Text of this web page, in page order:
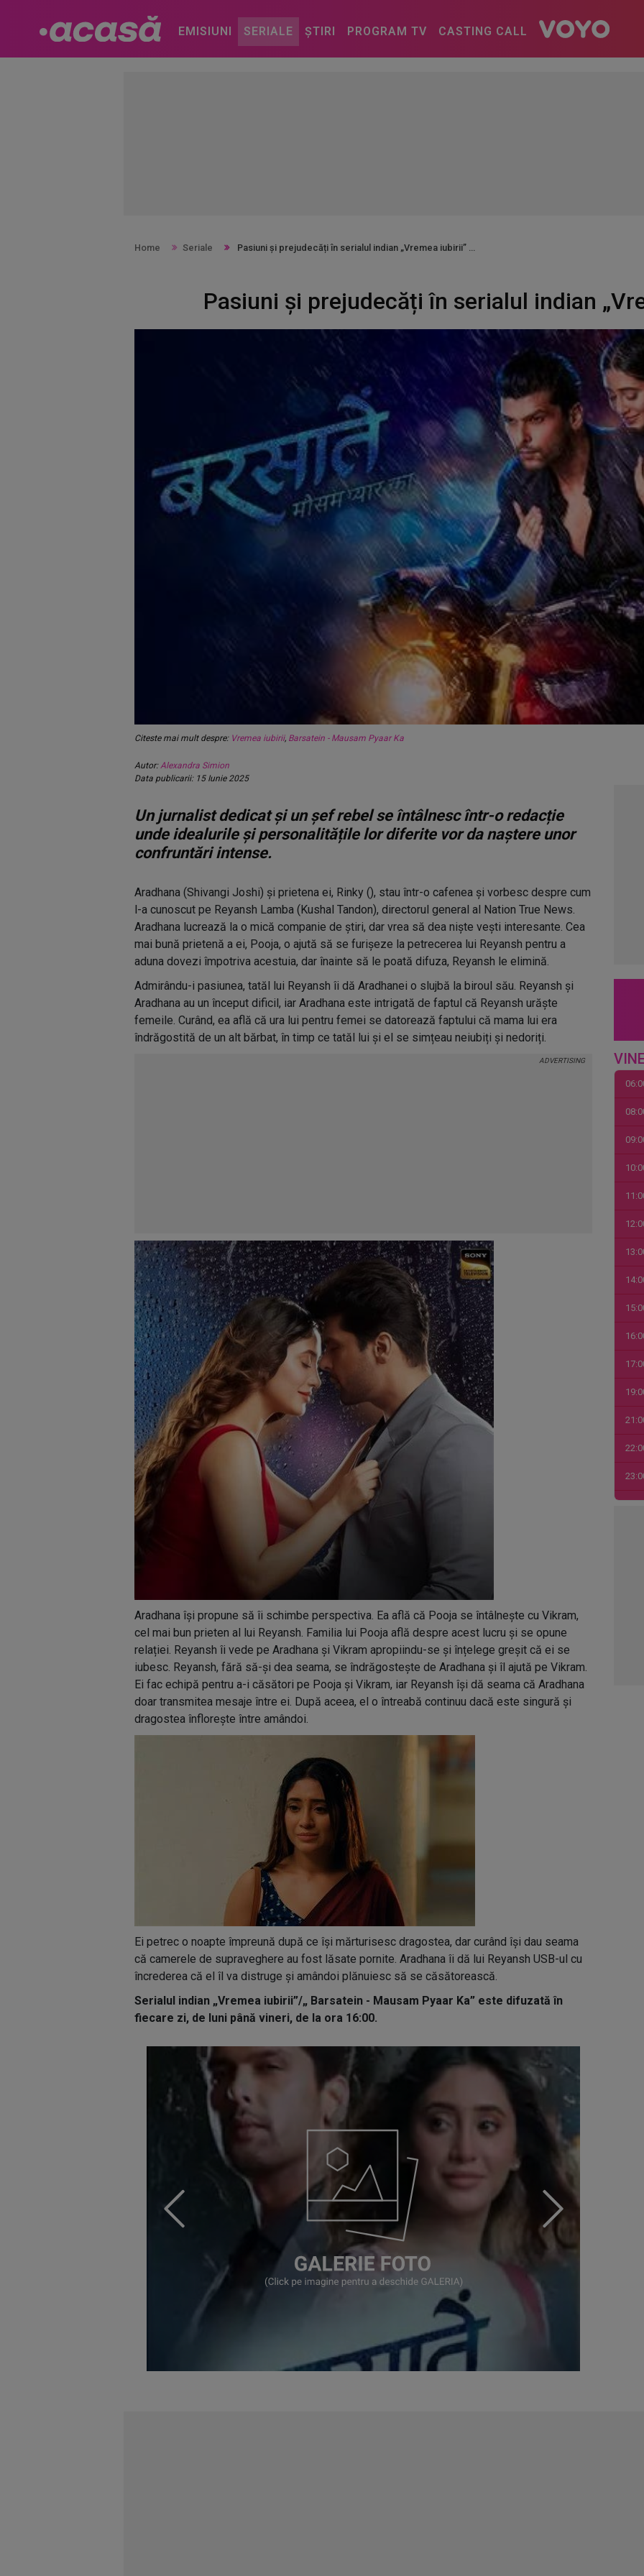
EMISIUNI SERIALE ȘTIRI PROGRAM TV CASTING CALL
Home Seriale Pasiuni și prejudecăți în serialul indian „Vremea iubirii”
Pasiuni și prejudecăți în serialul indian
Citeste mai mult despre: Vremea iubirii, Barsatein - Mausam Pyaar Ka
Autor:Alexandra Simion
Data publicarii: 15 Iunie 2025
Un jurnalist dedicat și un șef rebel se întâlnesc într-o redacție
unde idealurile și personalitățile lor diferite vor da naștere unor
confruntări intense.
Aradhana (Shivangi Joshi) și prietena ei, Rinky (), stau într-o cafenea și vorbesc despre cum
l-a cunoscut pe Reyansh Lamba (Kushal Tandon), directorul general al Nation True News.
Aradhana lucrează la o mică companie de știri, dar vrea să dea niște vești interesante. Cea
mai bună prietenă a ei, Pooja, o ajută să se furișeze la petrecerea lui Reyansh pentru a
aduna dovezi împotriva acestuia, dar înainte să le poată difuza, Reyansh le elimină.
Admirându-i pasiunea, tatăl lui Reyansh îi dă Aradhanei o slujbă la biroul său. Reyansh și
Aradhana au un început dificil, iar Aradhana este intrigată de faptul că Reyansh urăște
femeile. Curând, ea află că ura lui pentru femei se datorează faptului că mama lui era
îndrăgostită de un alt bărbat, în timp ce tatăl lui și el se simțeau neiubiți și nedoriți.
Aradhana își propune să îi schimbe perspectiva. Ea află că Pooja se întâlnește cu Vikram,
cel mai bun prieten al lui Reyansh. Familia lui Pooja află despre acest lucru și se opune
relației. Reyansh îi vede pe Aradhana și Vikram apropiindu-se și înțelege greșit că ei se
iubesc. Reyansh, fără să-și dea seama, se îndrăgostește de Aradhana și îl ajută pe Vikram.
Ei fac echipă pentru a-i căsători pe Pooja și Vikram, iar Reyansh își dă seama că Aradhana
doar transmitea mesaje între ei. După aceea, el o întreabă continuu dacă este singură și
dragostea înflorește între amândoi.
Ei petrec o noapte împreună după ce își mărturisesc dragostea, dar curând își dau seama
că camerele de supraveghere au fost lăsate pornite. Aradhana îi dă lui Reyansh USB-ul cu
încrederea că el îl va distruge și amândoi plănuiesc să se căsătorească.
Serialul indian „Vremea iubirii”/„ Barsatein - Mausam Pyaar Ka” este difuzată în
fiecare zi, de luni până vineri, de la ora 16:00.